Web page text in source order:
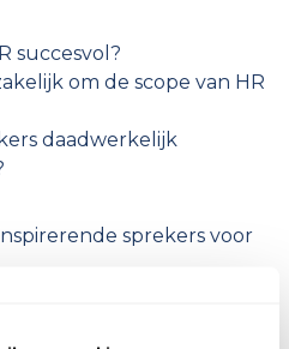
succesvol?
om de scope van HR
daadwerkelijk
sprekers voor